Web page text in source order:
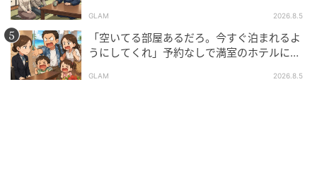
ーがヒアリングした内容となっており、取材対象者の
個人が特定されないよう固有名詞などに変更を加えな
がら構成しています。
FTNコラムニスト：Junko.A
た一言
GLAM 2026.8.5
「空いてる部屋あるだろ。今すぐ泊まれるよ
うにしてくれ」予約なしで満室のホテルに押
一変
GLAM 2026.8.5